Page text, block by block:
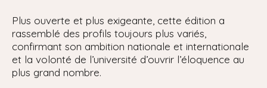
Plus ouverte et plus exigeante, cette édition a
rassemblé des profils toujours plus variés,
confirmant son ambition nationale et internationale
et la volonté de l’université d’ouvrir l’éloquence au
plus grand nombre.